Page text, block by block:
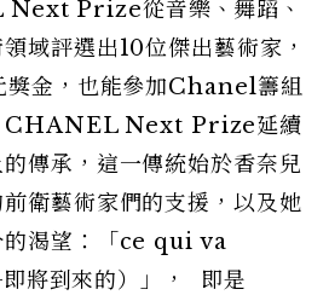
Prize從音樂、舞蹈、
域評選出10位傑出藝術家，
獎金，也能參加Chanel籌組
CHANEL Next Prize延續
傳承，這一傳統始於香奈兒
衛藝術家們的支援，以及她
的渴望：「ce qui va
到來的）」， 即是